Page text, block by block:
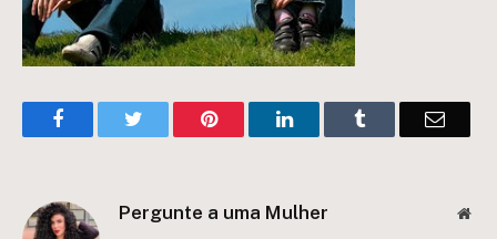
FacebookTwitter Pinterest LinkedInTumblr Email
Pergunte a uma Mulher